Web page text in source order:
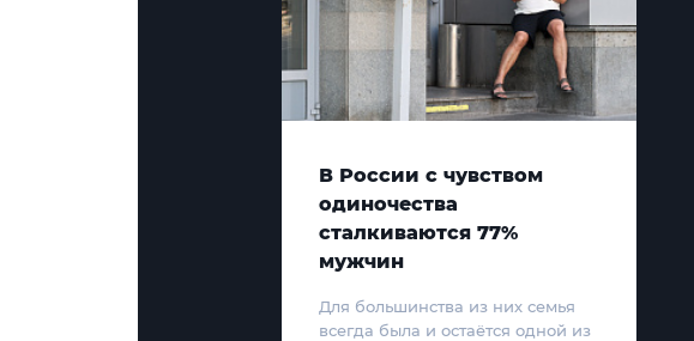
В России с чувством
одиночества
сталкиваются 77%
мужчин
Для большинства из них семья
всегда была и остаётся одной из